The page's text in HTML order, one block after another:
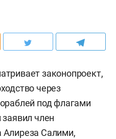
законопроект,
через
под флагами
член
Алиреза Салими,